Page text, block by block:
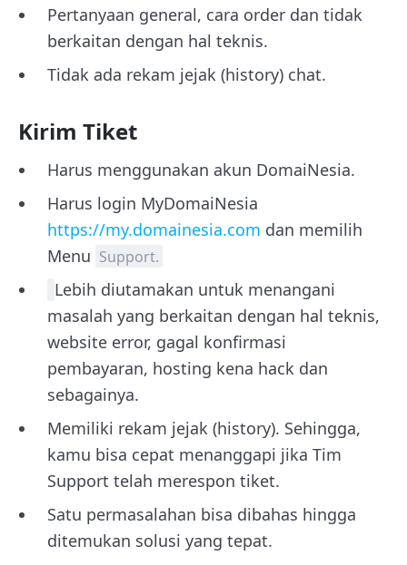
Pertanyaan general, cara order dan tidak
berkaitan dengan hal teknis.
Tidak ada rekam jejak (history) chat.
Kirim Tiket
Harus menggunakan akun DomaiNesia.
Harus login MyDomaiNesia
https://my.domainesia.com dan memilih
Menu Support.
Lebih diutamakan untuk menangani
masalah yang berkaitan dengan hal teknis,
website error, gagal konfirmasi
pembayaran, hosting kena hack dan
sebagainya.
Memiliki rekam jejak (history). Sehingga,
kamu bisa cepat menanggapi jika Tim
Support telah merespon tiket.
Satu permasalahan bisa dibahas hingga
ditemukan solusi yang tepat.